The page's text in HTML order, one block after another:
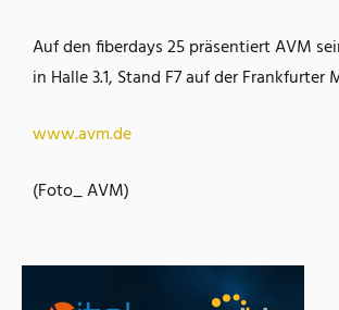
Auf den fiberdays 25 präsentiert AVM
in Halle 3.1, Stand F7 auf der Frankfurter
www.avm.de
(Foto_ AVM)